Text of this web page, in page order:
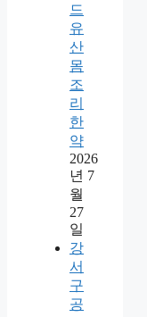
드
유
산
몸
조
리
한
약
2026
년 7
월
27
일
강
서
구
공